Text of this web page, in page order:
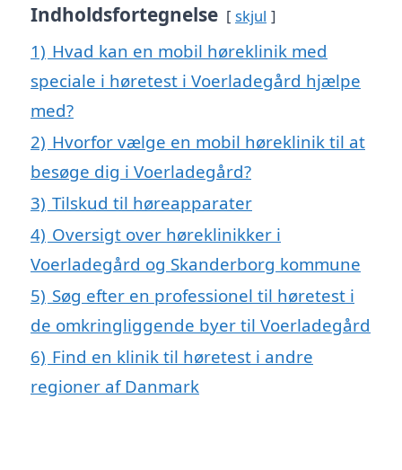
Indholdsfortegnelse skjul
1) Hvad kan en mobil høreklinik med
speciale i høretest i Voerladegård hjælpe
med?
2) Hvorfor vælge en mobil høreklinik til at
besøge dig i Voerladegård?
3) Tilskud til høreapparater
4) Oversigt over høreklinikker i
Voerladegård og Skanderborg kommune
5) Søg efter en professionel til høretest i
de omkringliggende byer til Voerladegård
6) Find en klinik til høretest i andre
regioner af Danmark